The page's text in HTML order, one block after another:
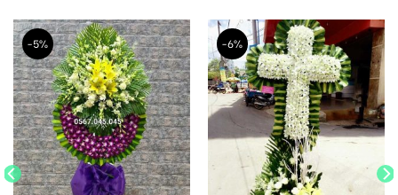
-5% -6%